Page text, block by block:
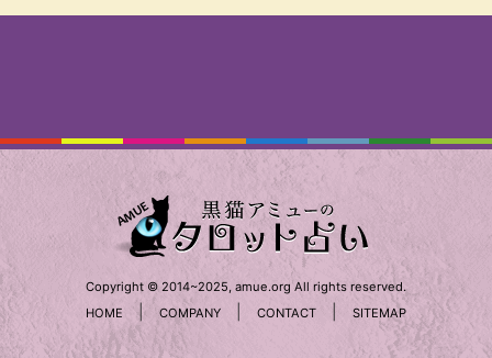
Copyright © 2014~2025, amue.org All rights reserved.
HOME
| COMPANY CONTACT SITEMAP